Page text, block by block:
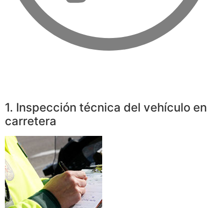
1. Inspección técnica del vehículo en
carretera